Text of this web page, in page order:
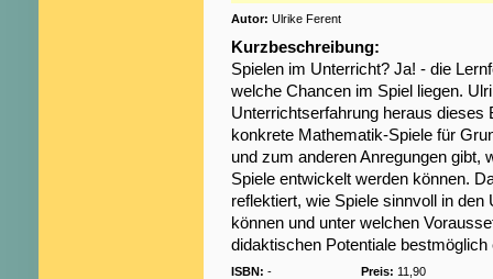
Autor: Ulrike Ferent
Kurzbeschreibung:
Spielen im Unterricht? Ja! - die
welche Chancen im Spiel liegen.
Unterrichtserfahrung heraus
konkrete Mathematik-Spiele für
und zum anderen Anregungen gibt,
Spiele entwickelt werden können.
reflektiert, wie Spiele sinnvoll in
können und unter welchen
didaktischen Potentiale bestmöglich
ISBN: - Preis: 11,90